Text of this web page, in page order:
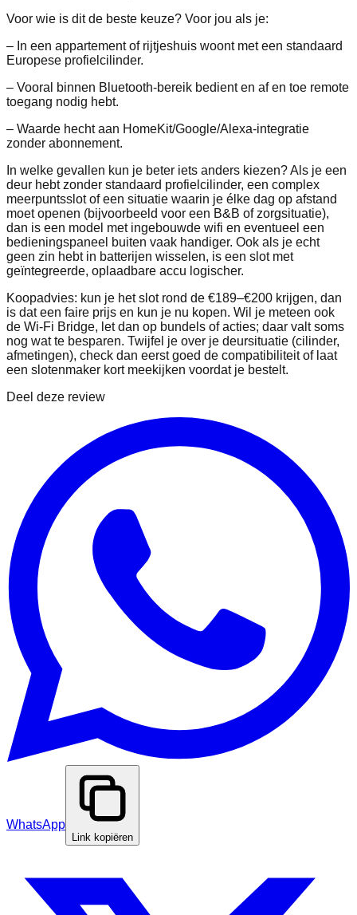
Voor wie is dit de beste keuze? Voor jou als je:
– In een appartement of rijtjeshuis woont met een standaard
Europese profielcilinder.
– Vooral binnen Bluetooth-bereik bedient en af en toe remote
toegang nodig hebt.
– Waarde hecht aan HomeKit/Google/Alexa-integratie
zonder abonnement.
In welke gevallen kun je beter iets anders kiezen? Als je een
deur hebt zonder standaard profielcilinder, een complex
meerpuntsslot of een situatie waarin je élke dag op afstand
moet openen (bijvoorbeeld voor een B&B of zorgsituatie),
dan is een model met ingebouwde wifi en eventueel een
bedieningspaneel buiten vaak handiger. Ook als je echt
geen zin hebt in batterijen wisselen, is een slot met
geïntegreerde, oplaadbare accu logischer.
Koopadvies: kun je het slot rond de €189–€200 krijgen, dan
is dat een faire prijs en kun je nu kopen. Wil je meteen ook
de Wi‑Fi Bridge, let dan op bundels of acties; daar valt soms
nog wat te besparen. Twijfel je over je deursituatie (cilinder,
afmetingen), check dan eerst goed de compatibiliteit of laat
een slotenmaker kort meekijken voordat je bestelt.
Deel deze review
WhatsApp
Link kopiëren